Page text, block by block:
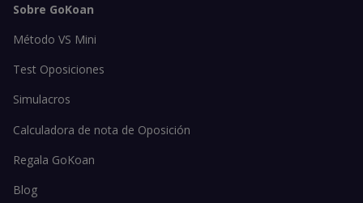
Sobre GoKoan
Método VS Mini
Test Oposiciones
Simulacros
Calculadora de nota de Oposición
Regala GoKoan
Blog